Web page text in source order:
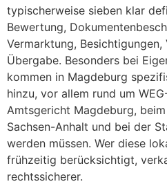
typischerweise sieben klar
Bewertung,
Vermarktung,
Übergabe. Besonders bei
kommen in Magdeburg
hinzu, vor allem rund um
Amtsgericht Magdeburg,
Sachsen-Anhalt und bei der
werden müssen. Wer diese
frühzeitig berücksichtigt,
rechtssicherer.